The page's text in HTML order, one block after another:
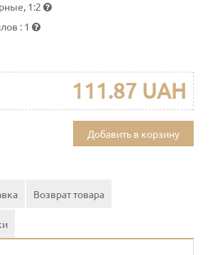
1:2
: 1
111.87 UAH
Добавить в корзину
Возврат товара